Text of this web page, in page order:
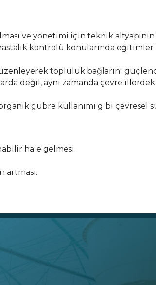
ve yönetimi için teknik
kontrolü konularında eğitimler
topluluk bağlarını
değil, aynı zamanda çevre
gübre kullanımı gibi
hale gelmesi.
artması.